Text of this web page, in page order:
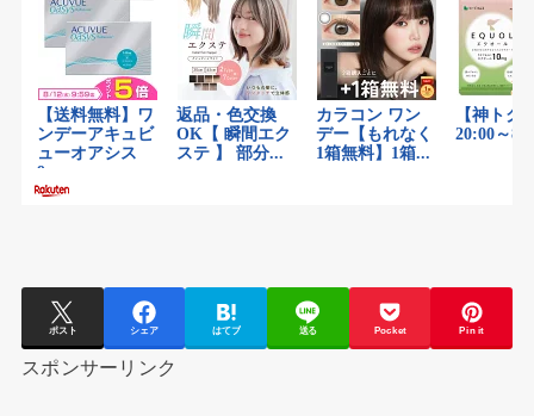
ポスト シェア はてブ 送る Pocket Pin it
スポンサーリンク